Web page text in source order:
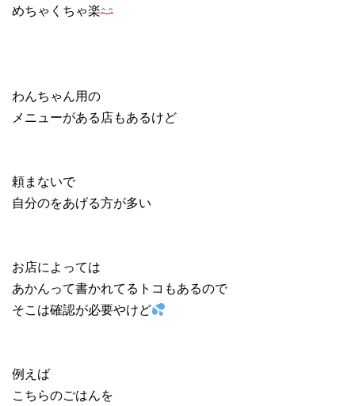
めちゃくちゃ楽
わんちゃん用の
メニューがある店もあるけど
頼まないで
自分のをあげる方が多い
お店によっては
あかんって書かれてるトコもあるので
そこは確認が必要やけど
例えば
こちらのごはんを